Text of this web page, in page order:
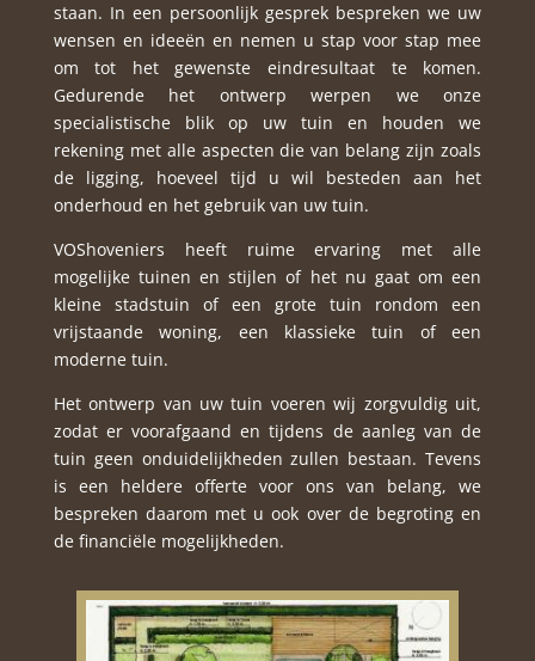
staan. In een persoonlijk gesprek bespreken we uw
wensen en ideeën en nemen u stap voor stap mee
om tot het gewenste eindresultaat te komen.
Gedurende het ontwerp werpen we onze
specialistische blik op uw tuin en houden we
rekening met alle aspecten die van belang zijn zoals
de ligging, hoeveel tijd u wil besteden aan het
onderhoud en het gebruik van uw tuin.
VOShoveniers heeft ruime ervaring met alle
mogelijke tuinen en stijlen of het nu gaat om een
kleine stadstuin of een grote tuin rondom een
vrijstaande woning, een klassieke tuin of een
moderne tuin.
Het ontwerp van uw tuin voeren wij zorgvuldig uit,
zodat er voorafgaand en tijdens de aanleg van de
tuin geen onduidelijkheden zullen bestaan. Tevens
is een heldere offerte voor ons van belang, we
bespreken daarom met u ook over de begroting en
de financiële mogelijkheden.